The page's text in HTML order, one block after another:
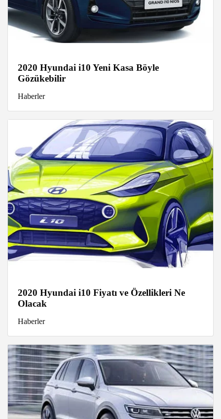
2020 Hyundai i10 Yeni Kasa Böyle
Gözükebilir
Haberler
2020 Hyundai i10 Fiyatı ve Özellikleri Ne
Olacak
Haberler